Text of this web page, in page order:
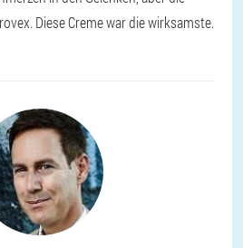
Diese Creme war die wirksamste.